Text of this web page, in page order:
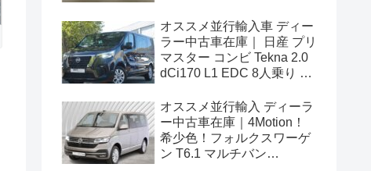
ロング 4Matic 9G-Tronic 左
ハンドル
オススメ並行輸入車 ディー
ラー中古車在庫｜ 日産 プリ
マスター コンビ Tekna 2.0
dCi170 L1 EDC 8人乗り 左
オススメ並行輸入 ディーラ
ー中古車在庫｜4Motion！
希少色！フォルクスワーゲ
ン T6.1 マルチバン